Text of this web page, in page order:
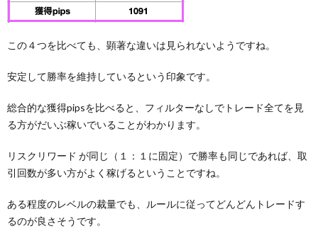
この４つを比べても、顕著な違いは見られないようですね。
安定して勝率を維持しているという印象です。
総合的な獲得pipsを比べると、フィルターなしでトレード全てを見
る方がだいぶ稼いでいることがわかります。
リスクリワード が同じ（１：１に固定）で勝率も同じであれば、取
引回数が多い方がよく稼げるということですね。
ある程度のレベルの裁量でも、ルールに従ってどんどんトレードす
るのが良さそうです。